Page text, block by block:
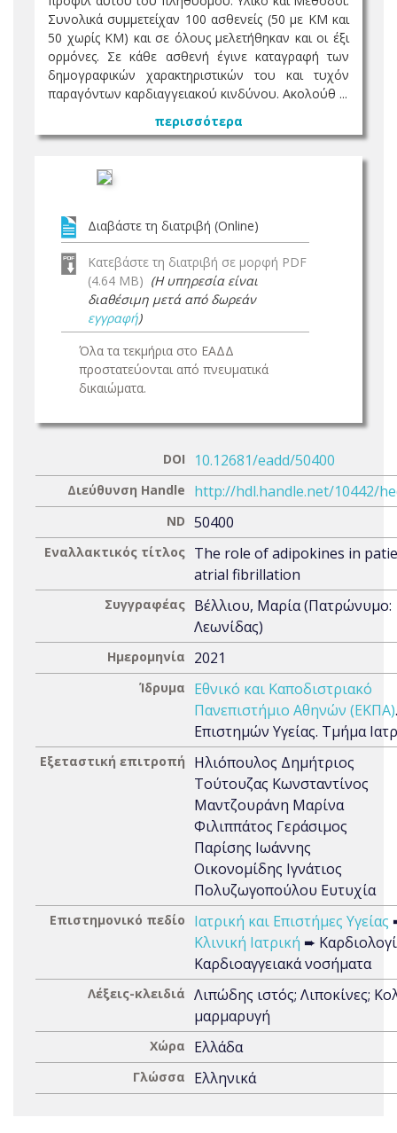
Συνολικά συμμετείχαν 100 ασθενείς (50 με ΚΜ και
50 χωρίς ΚΜ) και σε όλους μελετήθηκαν και οι έξι
ορμόνες. Σε κάθε ασθενή έγινε καταγραφή των
δημογραφικών χαρακτηριστικών του και τυχόν
παραγόντων καρδιαγγειακού κινδύνου. Ακολούθ ...
περισσότερα
Διαβάστε τη διατριβή (Online)
Κατεβάστε τη διατριβή σε μορφή PDF
(4.64 MB) (Η υπηρεσία είναι
διαθέσιμη μετά από δωρεάν
εγγραφή)
Όλα τα τεκμήρια στο ΕΑΔΔ
προστατεύονται από πνευματικά
δικαιώματα.
DOI 10.12681/eadd/50400
Διεύθυνση Handle http://hdl.handle.net/10442/
ND 50400
Εναλλακτικός τίτλος The role of adipokines in
atrial fibrillation
Συγγραφέας Βέλλιου, Μαρία (Πατρώνυμο:
Λεωνίδας)
Ημερομηνία 2021
Ίδρυμα
Εθνικό και Καποδιστριακό
Πανεπιστήμιο Αθηνών (ΕΚΠΑ)
Επιστημών Υγείας. Τμήμα
Εξεταστική επιτροπή
Ηλιόπουλος Δημήτριος
Τούτουζας Κωνσταντίνος
Μαντζουράνη Μαρίνα
Φιλιππάτος Γεράσιμος
Παρίσης Ιωάννης
Οικονομίδης Ιγνάτιος
Πολυζωγοπούλου Ευτυχία
Επιστημονικό πεδίο Ιατρική και Επιστήμες Υγείας
Κλινική Ιατρική ➨
Καρδιοαγγειακά νοσήματα
Λέξεις-κλειδιά Λιπώδης ιστός; Λιποκίνες;
μαρμαρυγή
Χώρα Ελλάδα
Γλώσσα Ελληνικά